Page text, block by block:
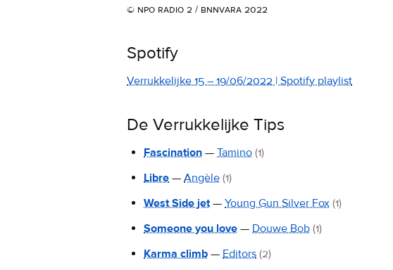
© npo radio 2 / bnnvara 2022
Spotify
Verrukkelijke 15 – 19/06/2022 | Spotify playlist
De Verrukkelijke Tips
Fascination — Tamino (1)
Libre — Angèle (1)
West Side jet— Young Gun Silver Fox (1)
Someone you love — Douwe Bob (1)
Karma climb — Editors (2)